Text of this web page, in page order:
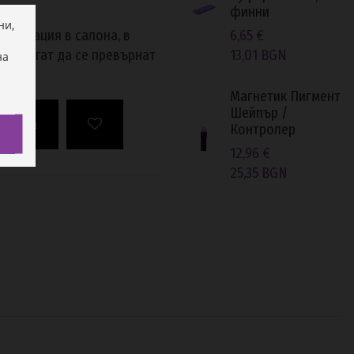
в салона, в
могат да се превърнат
финни
6,65 €
13,01 BGN
Магнетик Пигмент
Шейпър /
Контролер
12,96 €
25,35 BGN